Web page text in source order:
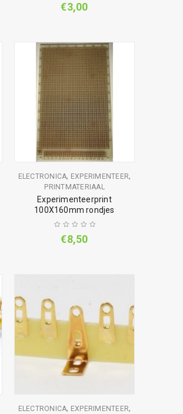
€3,00
ELECTRONICA, EXPERIMENTEER,
PRINTMATERIAAL
Experimenteerprint
100X160mm rondjes
€8,50
ELECTRONICA, EXPERIMENTEER,